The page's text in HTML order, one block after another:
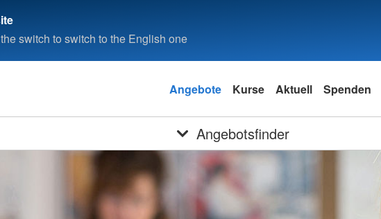
switch to switch to the English one
Angebote Kurse Aktuell Spenden
Angebotsfinder